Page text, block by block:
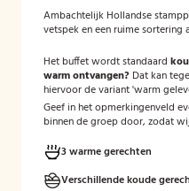
Ambachtelijk Hollandse
vetspek en een ruime sortering
Het buffet wordt standaard
warm ontvangen? Dat kan
hiervoor de variant 'warm
Geef in het opmerkingenveld
binnen de groep door, zodat
3 warme gerechten
Verschillende koude